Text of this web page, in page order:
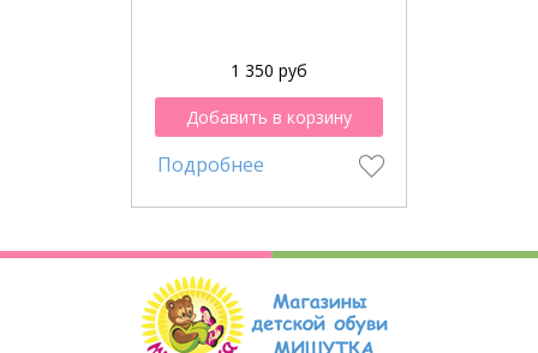
1 350 руб
Добавить в корзину
Подробнее